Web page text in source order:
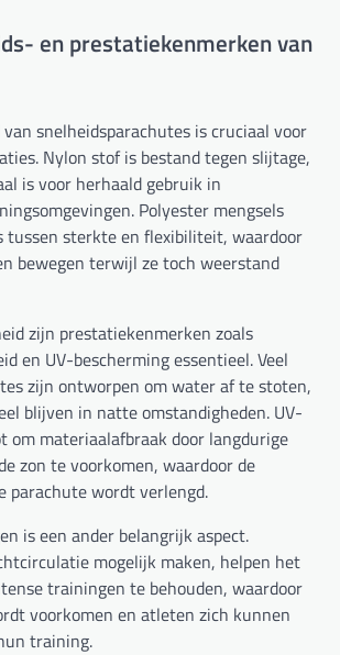
en prestatiekenmerken van
snelheidsparachutes is cruciaal voor
Nylon stof is bestand tegen slijtage,
is voor herhaald gebruik in
Polyester mengsels
tussen sterkte en flexibiliteit, waardoor
bewegen terwijl ze toch weerstand
zijn prestatiekenmerken zoals
en UV-bescherming essentieel. Veel
zijn ontworpen om water af te stoten,
blijven in natte omstandigheden. UV-
om materiaalafbraak door langdurige
zon te voorkomen, waardoor de
parachute wordt verlengd.
is een ander belangrijk aspect.
mogelijk maken, helpen het
trainingen te behouden, waardoor
voorkomen en atleten zich kunnen
training.